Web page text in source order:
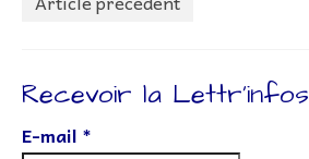
Recevoir la Lettr’infos
E-mail *